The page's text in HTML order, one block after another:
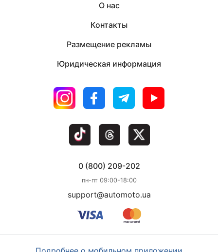
О нас
Контакты
Размещение рекламы
Юридическая информация
0 (800) 209-202
пн-пт 09:00-18:00
support@automoto.ua